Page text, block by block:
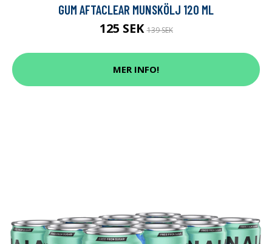
GUM AFTACLEAR MUNSKÖLJ 120 ML
125 SEK139 SEK
MER INFO!